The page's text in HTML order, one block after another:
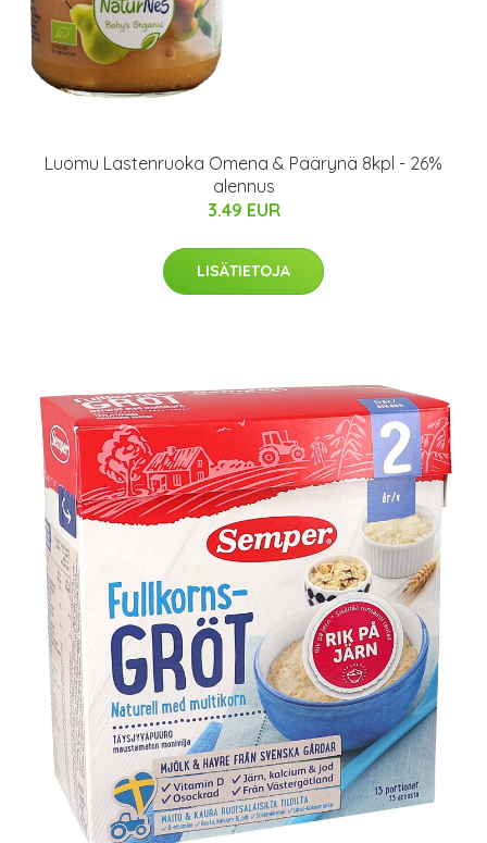
Luomu Lastenruoka Omena & Päärynä 8kpl - 26%
alennus
3.49 EUR
LISÄTIETOJA